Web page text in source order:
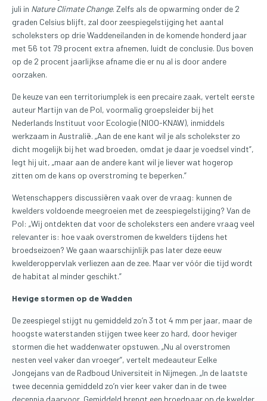
juli in Nature Climate Change. Zelfs als de opwarming onder de 2
graden Celsius blijft, zal door zeespiegelstijging het aantal
scholeksters op drie Waddeneilanden in de komende honderd jaar
met 56 tot 79 procent extra afnemen, luidt de conclusie. Dus boven
op de 2 procent jaarlijkse afname die er nu al is door andere
oorzaken.
De keuze van een territoriumplek is een precaire zaak, vertelt eerste
auteur Martijn van de Pol, voormalig groepsleider bij het
Nederlands Instituut voor Ecologie (NIOO-KNAW), inmiddels
werkzaam in Australië. „Aan de ene kant wil je als scholekster zo
dicht mogelijk bij het wad broeden, omdat je daar je voedsel vindt”,
legt hij uit, „maar aan de andere kant wil je liever wat hogerop
zitten om de kans op overstroming te beperken.”
Wetenschappers discussiëren vaak over de vraag: kunnen de
kwelders voldoende meegroeien met de zeespiegelstijging? Van de
Pol: „Wij ontdekten dat voor de scholeksters een andere vraag veel
relevanter is: hoe vaak overstromen de kwelders tijdens het
broedseizoen? We gaan waarschijnlijk pas later deze eeuw
kwelderoppervlak verliezen aan de zee. Maar ver vóór die tijd wordt
de habitat al minder geschikt.”
Hevige stormen op de Wadden
De zeespiegel stijgt nu gemiddeld zo’n 3 tot 4 mm per jaar, maar de
hoogste waterstanden stijgen twee keer zo hard, door heviger
stormen die het waddenwater opstuwen. „Nu al overstromen
nesten veel vaker dan vroeger”, vertelt medeauteur Eelke
Jongejans van de Radboud Universiteit in Nijmegen. „In de laatste
twee decennia gemiddeld zo’n vier keer vaker dan in de twee
decennia daarvoor. Gemiddeld brengt een broedpaar op de kwelder